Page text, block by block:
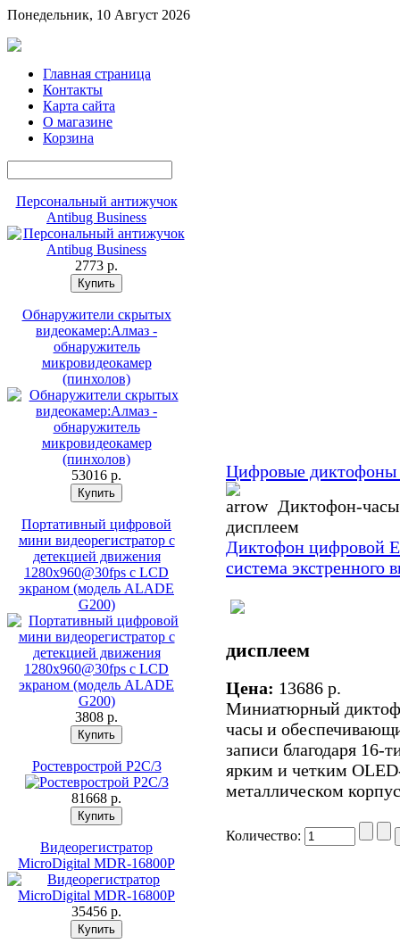
Понедельник, 10 Август 2026
Главная страница
Контакты
Карта сайта
О магазине
Корзина
Персональный антижучок
Antibug Business
2773 p.
Обнаружители скрытых
видеокамер:Алмаз -
обнаружитель
микровидеокамер
(пинхолов)
53016 p.
Портативный цифровой
мини видеорегистратор с
детекцией движения
1280x960@30fps с LCD
экраном (модель ALADE
G200)
3808 p.
Ростеврострой Р2С/3
81668 p.
Видеорегистратор
MicroDigital MDR-16800P
35456 p.
Цифровые
Диктофон-
дисплеем
Диктофон цифровой
система экстренного
дисплеем
Цена: 13686 p.
Миниатюрный
часы и
записи благодаря 16-
ярким и четким
металлическом
Количество: